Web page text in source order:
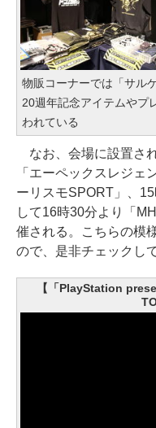
物販コーナーでは「サル
20週年記念アイテムやプ
われている
なお、会場に設置さ
「エーペックスレジェ
ーリスモSPORT」、
して16時30分より「
催される。こちらの模
ので、是非チェックし
【「PlayStation